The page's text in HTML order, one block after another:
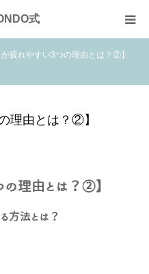
式
が疲れやすい3つの理由とは？②】
理由とは？②】
の理由とは？②】
方法とは？